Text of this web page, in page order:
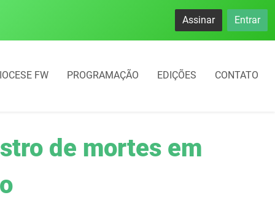
Assinar Entrar
FW PROGRAMAÇÃO EDIÇÕES CONTATO
de mortes em